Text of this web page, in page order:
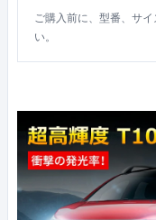
ご購入前に、型番、サ
い。